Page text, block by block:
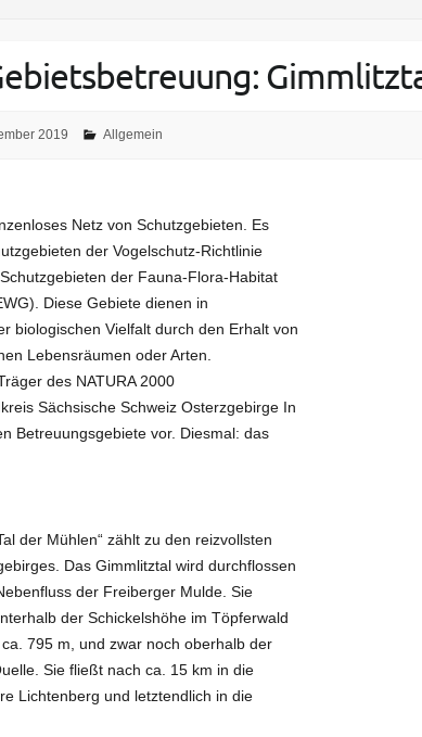
2019 Allgemein
Netz von Schutzgebieten. Es
der Vogelschutz-Richtlinie
der Fauna-Flora-Habitat
Diese Gebiete dienen in
biologischen Vielfalt durch den Erhalt von
Lebensräumen oder Arten.
des NATURA 2000
Sächsische Schweiz Osterzgebirge In
Betreuungsgebiete vor. Diesmal: das
der Mühlen“ zählt zu den reizvollsten
Das Gimmlitztal wird durchflossen
der Freiberger Mulde. Sie
der Schickelshöhe im Töpferwald
795 m, und zwar noch oberhalb der
Sie fließt nach ca. 15 km in die
Lichtenberg und letztendlich in die